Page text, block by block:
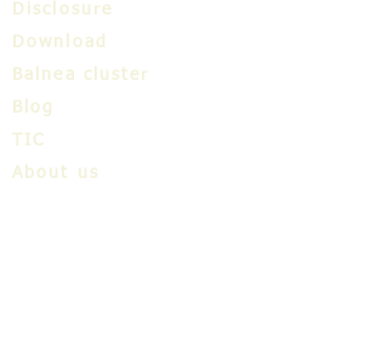
Disclosure
Download
Balnea cluster
Blog
TIC
About us